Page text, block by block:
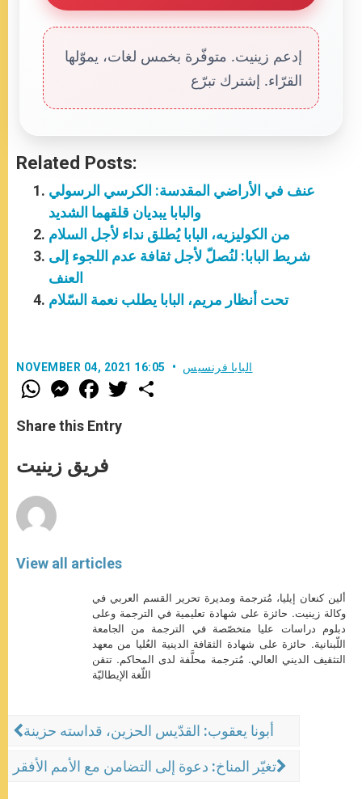
إدعم زينيت. متوفّرة بخمس لغات، يموّلها
القرّاء. إشترك تبرّع
Related Posts:
عنف في الأراضي المقدسة: الكرسي الرسولي
والبابا يبديان قلقهما الشديد
من الكوليزيه، البابا يُطلق نداء لأجل السلام
شريط البابا: لنُصلّ لأجل ثقافة عدم اللجوء إلى
العنف
تحت أنظار مريم، البابا يطلب نعمة السّلام
NOVEMBER 04, 2021 16:05 البابا فرنسيس
W
h
t
s
p
p
M
e
s
e
g
e
F
a
e
b
o
k
w
Share this Entry
فريق زينيت
View all articles
ألين كنعان إيليا، مُترجمة ومديرة تحرير القسم العربي في
وكالة زينيت. حائزة على شهادة تعليمية في الترجمة وعلى
دبلوم دراسات عليا متخصّصة في الترجمة من الجامعة
اللّبنانية. حائزة على شهادة الثقافة الدينية العُليا من معهد
التثقيف الديني العالي. مُترجمة محلَّفة لدى المحاكم. تتقن
اللّغة الإيطاليّة
أبونا يعقوب: القدّيس الحزين، قداسته حزينة
تغيّر المناخ: دعوة إلى التضامن مع الأمم الأفقر